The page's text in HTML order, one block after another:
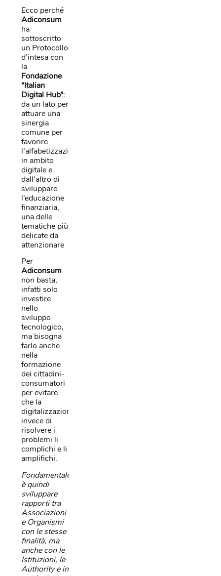
Ecco perché
Adiconsum
ha
sottoscritto
un Protocollo
d’intesa con
la
Fondazione
“Italian
Digital Hub”:
da un lato per
attuare una
sinergia
comune per
favorire
l’alfabetizzazione
in ambito
digitale e
dall’altro di
sviluppare
l’educazione
finanziaria,
una delle
tematiche più
delicate da
attenzionare
Per
Adiconsum
non basta,
infatti solo
investire
nello
sviluppo
tecnologico,
ma bisogna
farlo anche
nella
formazione
dei cittadini-
consumatori
per evitare
che la
digitalizzazione
invece di
risolvere i
problemi li
complichi e li
amplifichi.
Fondamentale
è quindi
sviluppare
rapporti tra
Associazioni
e Organismi
con le stesse
finalità, ma
anche con le
Istituzioni, le
Authority e in